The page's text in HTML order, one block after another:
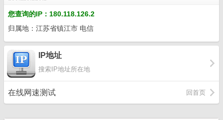
您查询的IP：180.118.126.2
归属地：江苏省镇江市 电信
IP地址
搜索IP地址所在地
在线网速测试 回首页